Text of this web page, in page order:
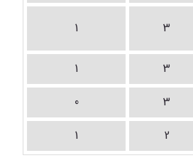
3
1
3
1
3
0
2
1